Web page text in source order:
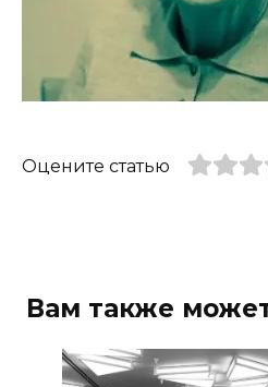
Оцените статью
Вам также